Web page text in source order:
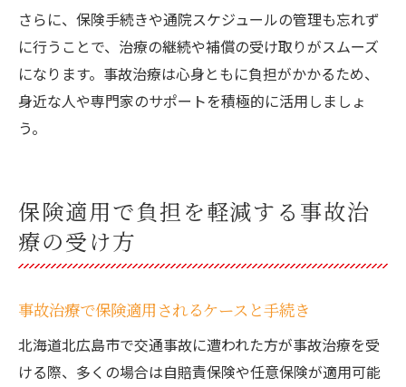
さらに、保険手続きや通院スケジュールの管理も忘れず
に行うことで、治療の継続や補償の受け取りがスムーズ
になります。事故治療は心身ともに負担がかかるため、
身近な人や専門家のサポートを積極的に活用しましょ
う。
保険適用で負担を軽減する事故治
療の受け方
事故治療で保険適用されるケースと手続き
北海道北広島市で交通事故に遭われた方が事故治療を受
ける際、多くの場合は自賠責保険や任意保険が適用可能